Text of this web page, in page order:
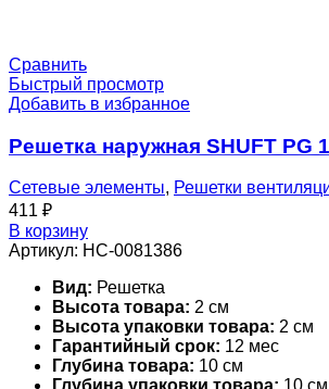
Сравнить
Быстрый просмотр
Добавить в избранное
Решетка наружная SHUFT PG
Сетевые элементы, Решетки
411 ₽
В корзину
Артикул: НС-0081386
Вид: Решетка
Высота товара: 2 см
Высота упаковки товара: 2 см
Гарантийный срок: 12 мес
Глубина товара: 10 см